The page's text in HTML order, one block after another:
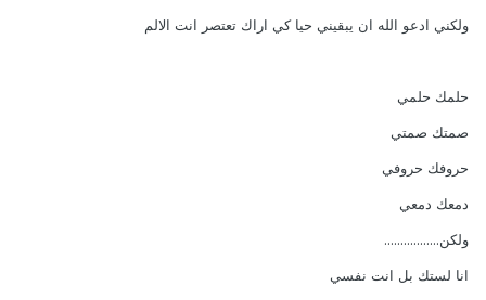
ولكني ادعو الله ان يبقيني حيا كي اراك تعتصر انت الالم
حلمك حلمي
صمتك صمتي
حروفك حروفي
دمعك دمعي
ولكن.................
انا لستك بل انت نفسي